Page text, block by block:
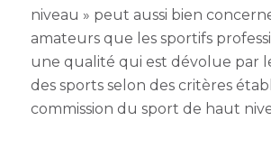
niveau » peut aussi bien
amateurs que les sportifs
une qualité qui est dévolue par
des sports selon des critères
commission du sport de haut